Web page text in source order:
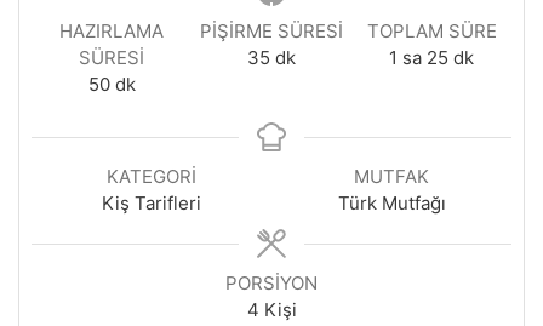
HAZIRLAMA
SÜRESI
50dakika
dk
PIŞIRME SÜRESI
35 dakika
dk
TOPLAM SÜRE
1 saat
sa 25 dakika
dk
KATEGORI
Kiş Tarifleri
MUTFAK
Türk Mutfağı
PORSIYON
4 Kişi